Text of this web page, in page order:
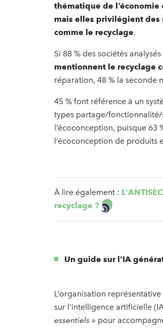
thématique de
mais elles privilégient des
comme le recyclage.
Si 88 % des sociétés
mentionnent le recyclage
réparation, 48 % la seconde
45 % font référence à un
types partage/fonctionnalité/
l’écoconception, puisque 63
l’écoconception de produits
À lire également :
recyclage ?
Un guide sur l’IA
L’organisation
sur l’intelligence artificielle
essentiels » pour